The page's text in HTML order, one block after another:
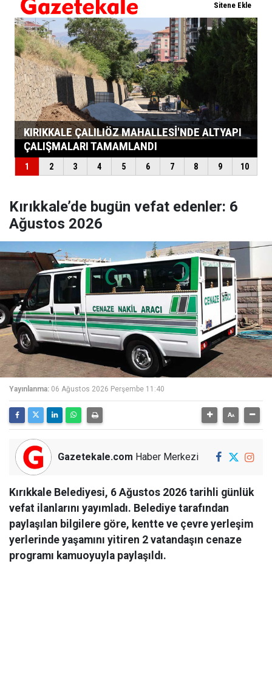
Kırıkkale’de bugün vefat edenler: 6
Ağustos 2026
Yayınlanma: 06 Ağustos 2026 Perşembe 11:40
Gazetekale.com Haber Merkezi
Kırıkkale Belediyesi, 6 Ağustos 2026 tarihli günlük
vefat ilanlarını yayımladı. Belediye tarafından
paylaşılan bilgilere göre, kentte ve çevre yerleşim
yerlerinde yaşamını yitiren 2 vatandaşın cenaze
programı kamuoyuyla paylaşıldı.